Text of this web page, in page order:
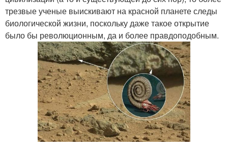
трезвые ученые выискивают на красной планете следы
биологической жизни, поскольку даже такое открытие
было бы революционным, да и более правдоподобным.